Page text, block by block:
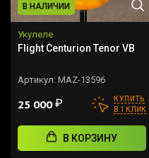
В НАЛИЧИИ
Укулеле
Flight Centurion Tenor VB
Артикул: MAZ-13596
25 000₽
КУПИТЬ
В 1 КЛИК
В КОРЗИНУ